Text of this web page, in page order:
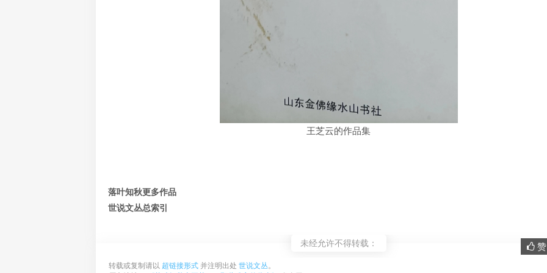
王芝云的作品集
落叶知秋更多作品
世说文丛总索引
未经允许不得转载：
转载或复制请以 超链接形式 并注明出处 世说文丛。